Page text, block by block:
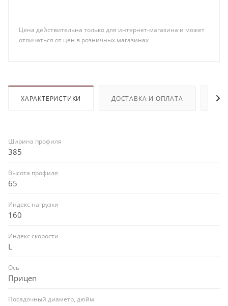
Цена действительна только для интернет-магазина и может
отличаться от цен в розничных магазинах
ХАРАКТЕРИСТИКИ ДОСТАВКА И ОПЛАТА
Ширина профиля
385
Высота профиля
65
Индекс нагрузки
160
Индекс скорости
L
Ось
Прицеп
Посадочный диаметр, дюйм